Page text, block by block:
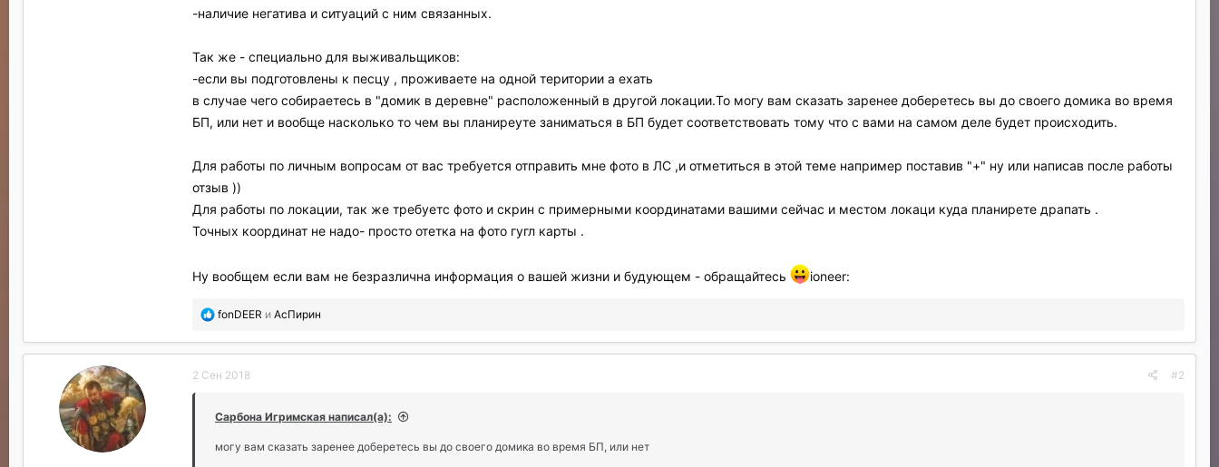
-наличие негатива и ситуаций с ним связанных.
Так же - специально для выживальщиков:
-если вы подготовлены к песцу , проживаете на одной територии а ехать
в случае чего собираетесь в "домик в деревне" расположенный в другой локации.То могу вам сказать заренее доберетесь вы до своего домика во время
БП, или нет и вообще насколько то чем вы планиреуте заниматься в БП будет соответствовать тому что с вами на самом деле будет происходить.
Для работы по личным вопросам от вас требуется отправить мне фото в ЛС ,и отметиться в этой теме например поставив "+" ну или написав после работы
отзыв ))
Для работы по локации, так же требуетс фото и скрин с примерными координатами вашими сейчас и местом локаци куда планирете драпать .
Точных координат не надо- просто отетка на фото гугл карты .
Ну вообщем если вам не безразлична информация о вашей жизни и будующем - обращайтесь ioneer:
П
б
а
о
а
fonDEER и АсПирин
2 Сен 2018 #2
Сарбона Игримская написал(а):
могу вам сказать заренее доберетесь вы до своего домика во время БП, или нет